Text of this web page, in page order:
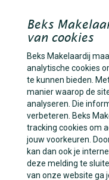
Beks
van cookies
Beks Makelaardij
analytische cookies
te kunnen bieden.
manier waarop de
analyseren. Die
verbeteren. Beks
tracking cookies om
jouw voorkeuren.
kan dan ook je
deze melding te
van onze website ga